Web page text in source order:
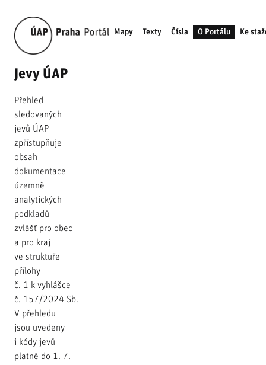
Mapy Texty Čísla O Portálu Ke
Jevy ÚAP
Přehled
sledovaných
jevů ÚAP
zpřístupňuje
obsah
dokumentace
územně
analytických
podkladů
zvlášť pro obec
a pro kraj
ve struktuře
přílohy
č. 1 k vyhlášce
č. 157/2024 Sb.
V přehledu
jsou uvedeny
i kódy jevů
platné do 1. 7.